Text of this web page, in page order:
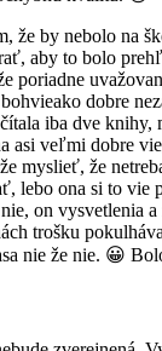
že by nebolo na
aby to bolo
poriadne
dobre
iba dve
asi veľmi dobre
myslieť, že
lebo ona si to vie
on vysvetlenia a
trošku
nie že nie. 😀